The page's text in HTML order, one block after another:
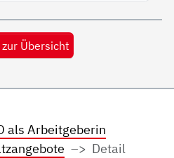
Übersicht
als Arbeitgeberin
Detail